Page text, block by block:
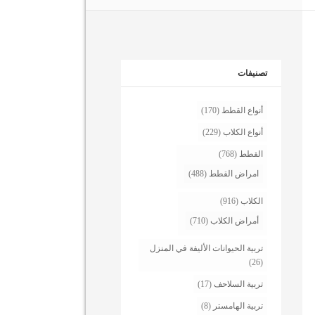
تصنيفات
أنواع القطط (170)
أنواع الكلاب (229)
القطط (768)
امراض القطط (488)
الكلاب (916)
أمراض الكلاب (710)
تربية الحيوانات الأليفة في المنزل
(26)
تربية السلاحف (17)
تربية الهامستر (8)